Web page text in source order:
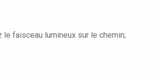
faisceau lumineux sur le chemin;